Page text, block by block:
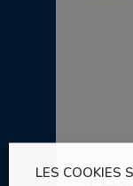
LES COOKIES